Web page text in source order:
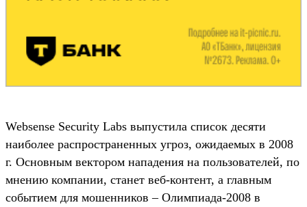
Websense Security Labs выпустила список десяти
наиболее распространенных угроз, ожидаемых в 2008
г. Основным вектором нападения на пользователей, по
мнению компании, станет веб-контент, а главным
событием для мошенников – Олимпиада-2008 в